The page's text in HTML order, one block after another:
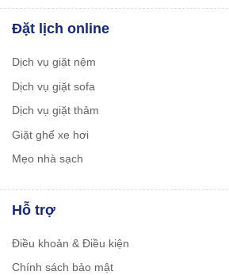
Đặt lịch online
Dịch vụ giặt nệm
Dịch vụ giặt sofa
Dịch vụ giặt thảm
Giặt ghế xe hơi
Mẹo nhà sạch
Hỗ trợ
Điều khoản & Điều kiện
Chính sách bảo mật